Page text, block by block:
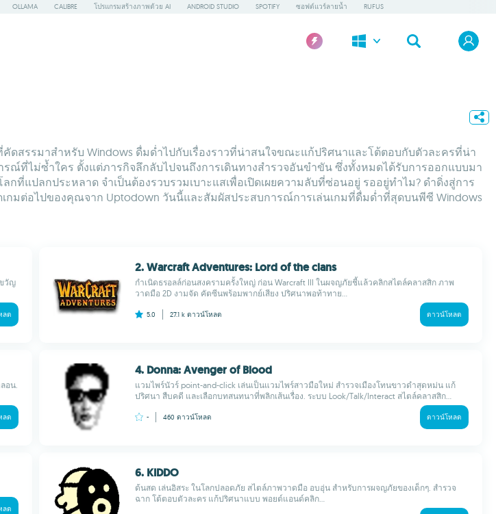
OLLAMA CALIBRE โปรแกรมสร้างภาพด้วย AI ANDROID STUDIO SPOTIFY ซอฟต์แวร์ลายน้ำ RUFUS
ดสรรมาสำหรับ Windows ดื่มด่ำไปกับเรื่องราวที่น่าสนใจขณะแก้ปริศนาและโต้ตอบกับตัวละครที่น่า
ที่ไม่ซ้ำใคร ตั้งแต่ภารกิจลึกลับไปจนถึงการเดินทางสำรวจอันขำขัน ซึ่งทั้งหมดได้รับการออกแบบมา
ปลกประหลาด จำเป็นต้องรวบรวมเบาะแสเพื่อเปิดเผยความลับที่ซ่อนอยู่ รออยู่ทำไม? ดำดิ่งสู่การ
กมต่อไปของคุณจาก Uptodown วันนี้และสัมผัสประสบการณ์การเล่นเกมที่ดื่มด่ำที่สุดบนพีซี Windows
วัญ
ลด
2. Warcraft Adventures: Lord of the clans
กำเนิดธรอลล์ก่อนสงครามครั้งใหญ่ ก่อน Warcraft III ในผจญภัยชี้แล้วคลิกสไตล์คลาสสิก ภาพ
วาดมือ 2D งามจัด คัตซีนพร้อมพากย์เสียง ปริศนาพอท้าทาย...
5.0 27.1 k ดาวน์โหลด ดาวน์โหลด
อน.
ลด
4. Donna: Avenger of Blood
แวมไพร์นัวร์ point-and-click เล่นเป็นแวมไพร์สาวมือใหม่ สำรวจเมืองโทนขาวดำสุดหม่น แก้
ปริศนา สืบคดี และเลือกบทสนทนาที่พลิกเส้นเรื่อง. ระบบ Look/Talk/Interact สไตล์คลาสสิก...
- 460 ดาวน์โหลด ดาวน์โหลด
ลด
6. KIDDO
ด้นสด เล่นอิสระ ในโลกปลอดภัย สไตล์ภาพวาดมือ อบอุ่น สำหรับการผจญภัยของเด็กๆ. สำรวจ
ฉาก โต้ตอบตัวละคร แก้ปริศนาแบบ พอยต์แอนด์คลิก...